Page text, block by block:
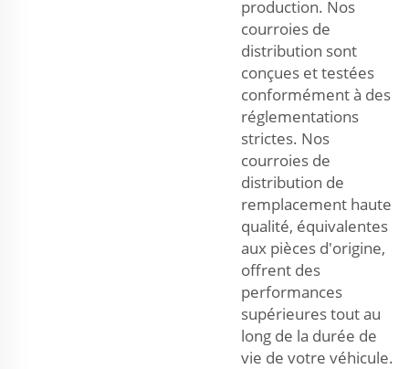
production. Nos
courroies de
distribution sont
conçues et testées
conformément à des
réglementations
strictes. Nos
courroies de
distribution de
remplacement haute
qualité, équivalentes
aux pièces d'origine,
offrent des
performances
supérieures tout au
long de la durée de
vie de votre véhicule.